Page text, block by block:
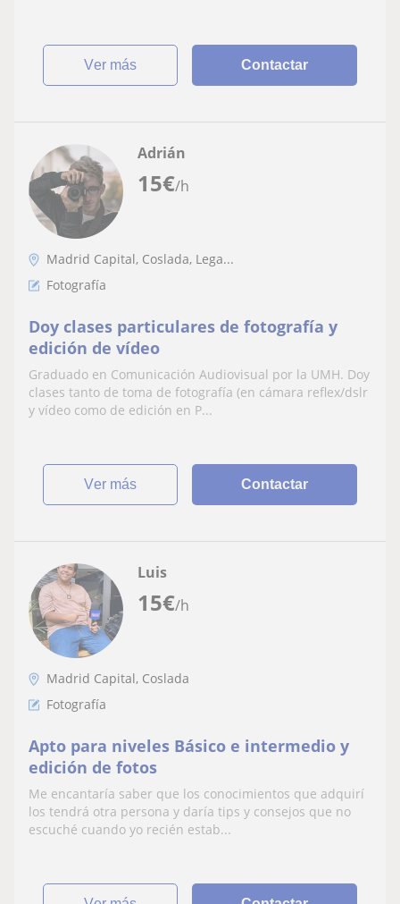
ver más Contactar
15€/h
Adrián
Madrid Capital, Coslada, Lega...
Fotografía
Doy clases particulares de fotografía y
edición de vídeo
Graduado en Comunicación Audiovisual por la UMH. Doy
clases tanto de toma de fotografía (en cámara reflex/dslr
y vídeo como de edición en P...
ver más Contactar
15€/h
Luis
Madrid Capital, Coslada
Fotografía
Apto para niveles Básico e intermedio y
edición de fotos
Me encantaría saber que los conocimientos que adquirí
los tendrá otra persona y daría tips y consejos que no
escuché cuando yo recién estab...